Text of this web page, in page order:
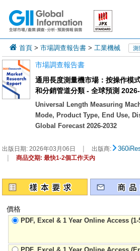
首頁 >市場調查報告書 >工業機械 測
市場調查報告書
通用長度測量機市場：按操作模
和分銷管道分類 - 全球預測
Universal Length Measuring
Mode, Product Type, End Use,
Global Forecast 2026-2032
出版日期:2026年03月06日 | 出版商:
| 商品交期: 最快1-2個工作天內
價格
PDF, Excel & 1 Year Online Access